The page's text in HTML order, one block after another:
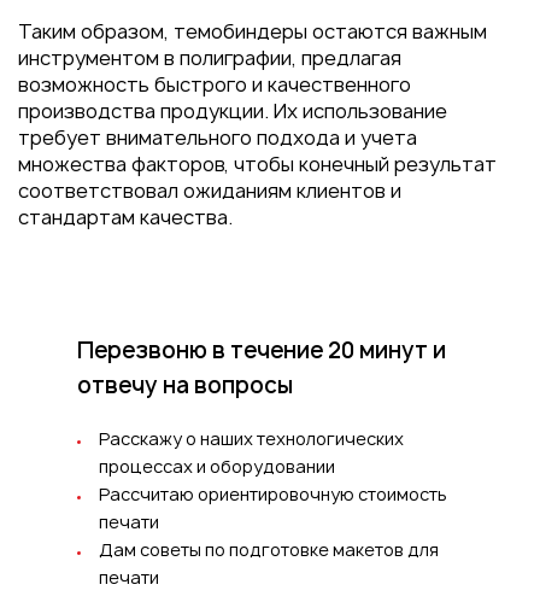
Таким образом, темобиндеры остаются важным
инструментом в полиграфии, предлагая
возможность быстрого и качественного
производства продукции. Их использование
требует внимательного подхода и учета
множества факторов, чтобы конечный результат
соответствовал ожиданиям клиентов и
стандартам качества.
Перезвоню в течение 20 минут и
отвечу на вопросы
Расскажу о наших технологических
процессах и оборудовании
Рассчитаю ориентировочную стоимость
печати
Дам советы по подготовке макетов для
печати